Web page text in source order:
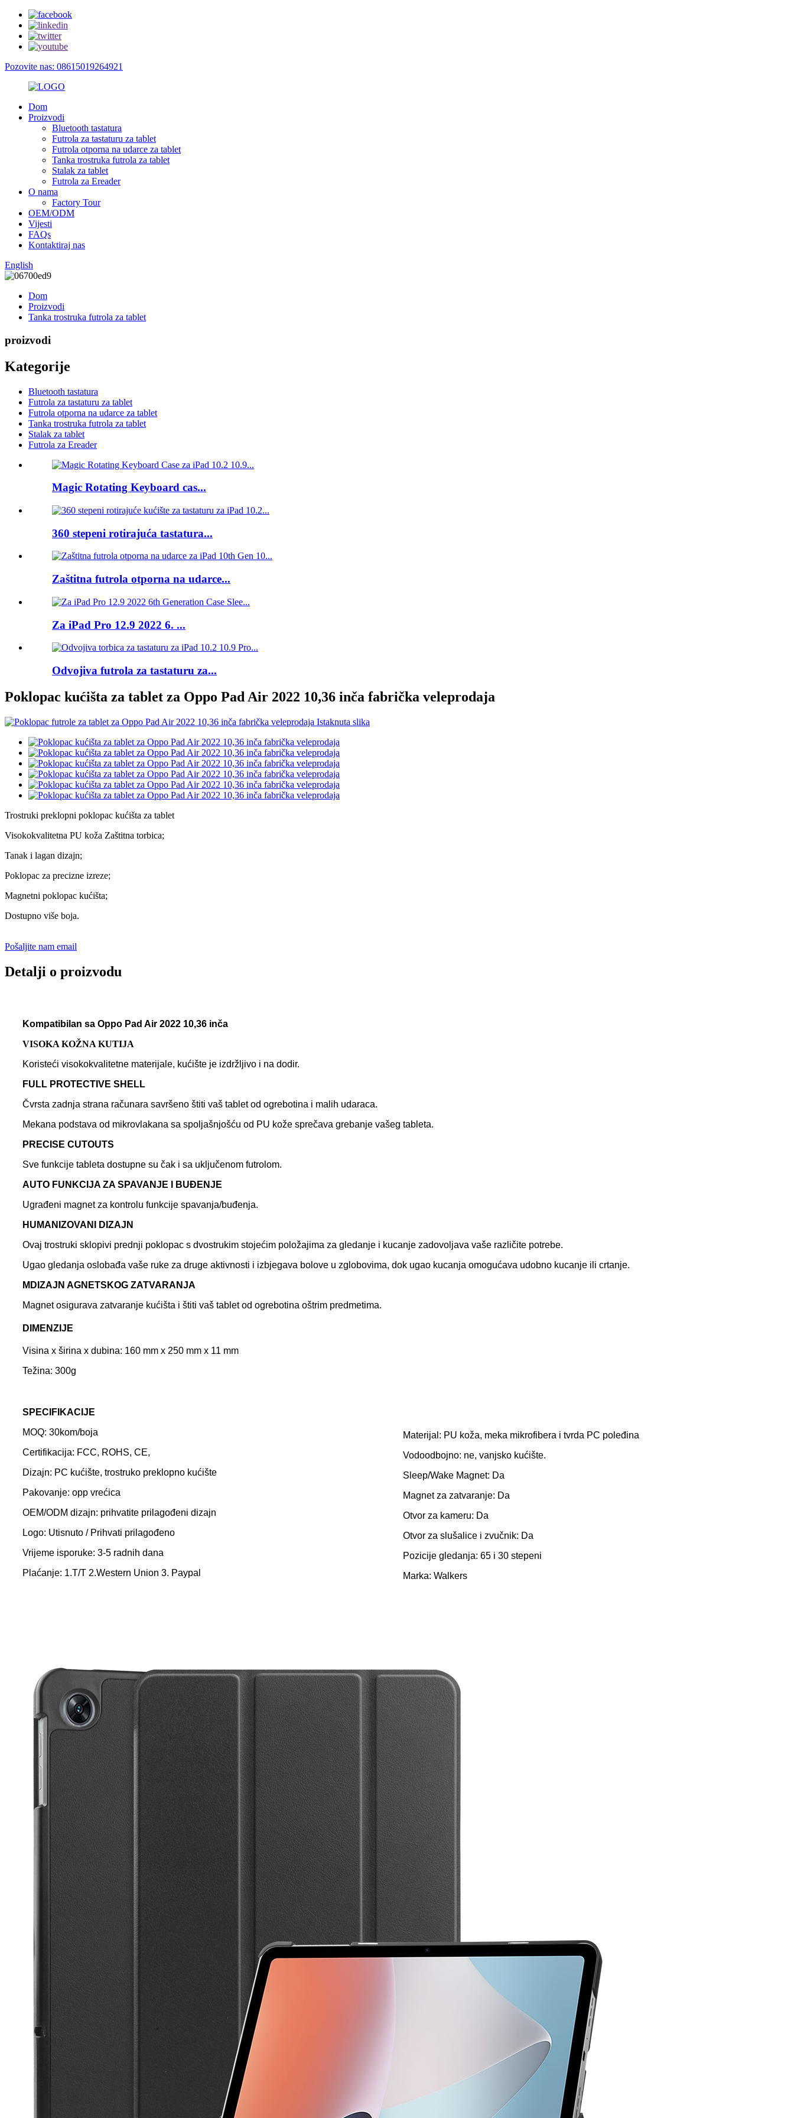
Pozovite nas: 08615019264921
Dom
Proizvodi
Bluetooth tastatura
Futrola za tastaturu za tablet
Futrola otporna na udarce za tablet
Tanka trostruka futrola za tablet
Stalak za tablet
Futrola za Ereader
O nama
Factory Tour
OEM/ODM
Vijesti
FAQs
Kontaktiraj nas
English
Dom
Proizvodi
Tanka trostruka futrola za tablet
proizvodi
Kategorije
Bluetooth tastatura
Futrola za tastaturu za tablet
Futrola otporna na udarce za tablet
Tanka trostruka futrola za tablet
Stalak za tablet
Futrola za Ereader
Magic Rotating Keyboard cas...
360 stepeni rotirajuća tastatura...
Zaštitna futrola otporna na udarce...
Za iPad Pro 12.9 2022 6. ...
Odvojiva futrola za tastaturu za...
Poklopac kućišta za tablet za Oppo Pad Air 2022 10,36 inča fabrička veleprodaja
Trostruki preklopni poklopac kućišta za tablet
Visokokvalitetna PU koža Zaštitna torbica;
Tanak i lagan dizajn;
Poklopac za precizne izreze;
Magnetni poklopac kućišta;
Dostupno više boja.
Pošaljite nam email
Detalji o proizvodu
Kompatibilan sa Oppo Pad Air 2022 10,36 inča
VISOKA KOŽNA KUTIJA
Koristeći visokokvalitetne materijale, kućište je izdržljivo i na dodir.
FULL PROTECTIVE SHELL
Čvrsta zadnja strana računara savršeno štiti vaš tablet od ogrebotina i malih udaraca.
Mekana podstava od mikrovlakana sa spoljašnjošću od PU kože sprečava grebanje vašeg tableta.
P RECISE CUTOUTS
Sve funkcije tableta dostupne su čak i sa uključenom futrolom.
AUTO FUNKCIJA ZA SPAVANJE I BUĐENJE
Ugrađeni magnet za kontrolu funkcije spavanja/buđenja.
H UMANIZOVANI DIZAJN
Ovaj trostruki sklopivi prednji poklopac s dvostrukim stojećim položajima za gledanje i kucanje zadovoljava vaše različite potrebe.
Ugao gledanja oslobađa vaše ruke za druge aktivnosti i izbjegava bolove u zglobovima, dok ugao kucanja omogućava udobno kucanje ili crtanje.
M DIZAJN AGNETSKOG ZATVARANJA
Magnet osigurava zatvaranje kućišta i štiti vaš tablet od ogrebotina oštrim predmetima.
DIMENZIJE
Visina x širina x dubina: 160 mm x 250 mm x 11 mm
Težina: 300g
SPECIFIKACIJE
MOQ: 30kom/boja
Certifikacija: FCC, ROHS, CE,
Dizajn: PC kućište, trostruko preklopno kućište
Pakovanje: opp vrećica
OEM/ODM dizajn: prihvatite prilagođeni dizajn
Logo: Utisnuto / Prihvati prilagođeno
Vrijeme isporuke: 3-5 radnih dana
Plaćanje: 1.T/T 2.Western Union 3. Paypal
Materijal: PU koža, meka mikrofibera i tvrda PC poleđina
Vodoodbojno: ne, vanjsko kućište.
Sleep/Wake Magnet: Da
Magnet za zatvaranje: Da
Otvor za kameru: Da
Otvor za slušalice i zvučnik: Da
Pozicije gledanja: 65 i 30 stepeni
Marka: Walkers